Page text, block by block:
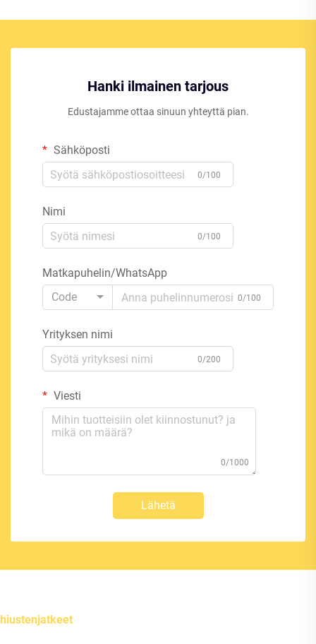
Hanki ilmainen tarjous
Edustajamme ottaa sinuun yhteyttä pian.
Sähköposti
0/100
Nimi
0/100
Matkapuhelin/WhatsApp
Code
0/100
Yrityksen nimi
0/200
Viesti
0/1000
Lähetä
hiustenjatkeet